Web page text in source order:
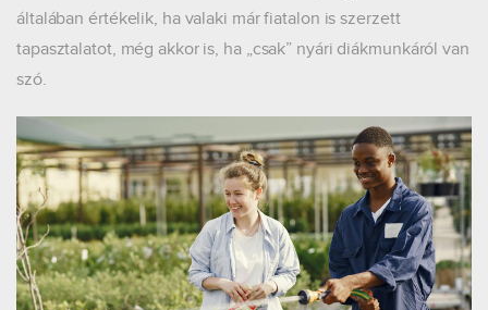
általában értékelik, ha valaki már fiatalon is szerzett
tapasztalatot, még akkor is, ha „csak” nyári diákmunkáról van
szó.